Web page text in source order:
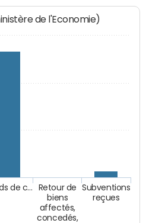
de l'Economie)
de c…
Retour de
biens
affectés,
concedés,
Subventions
reçues